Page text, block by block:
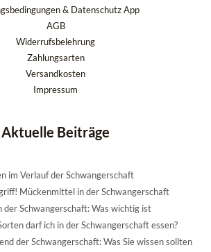
& Datenschutz App
AGB
Widerrufsbelehrung
Zahlungsarten
Versandkosten
Impressum
Aktuelle Beiträge
im Verlauf der Schwangerschaft
Mückenmittel in der Schwangerschaft
der Schwangerschaft: Was wichtig ist
darf ich in der Schwangerschaft essen?
der Schwangerschaft: Was Sie wissen sollten